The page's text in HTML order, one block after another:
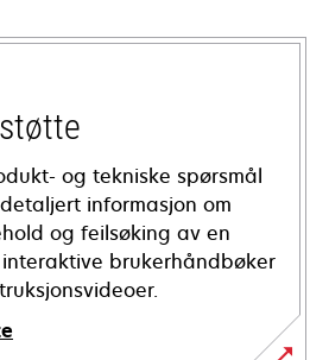
og tekniske spørsmål
informasjon om
og feilsøking av en
brukerhåndbøker